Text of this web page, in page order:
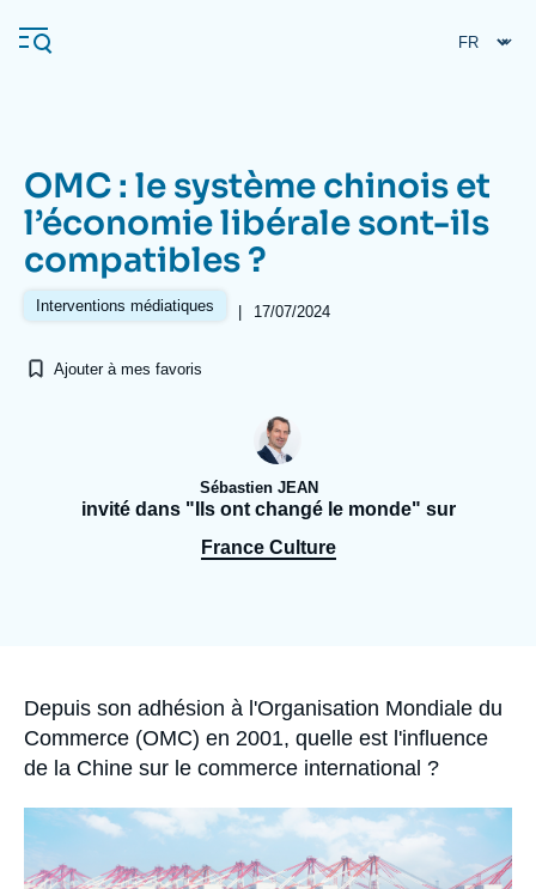
au
contenu
Navigation
principale
L'Ifri
Se connecter
À propos de l'Ifri
Proche-Orient
OMC : le système chinois et
l’économie libérale sont-ils
compatibles ?
Interventions médiatiques | 17/07/2024
Ajouter à mes favoris
Sébastien JEAN
invité dans "Ils ont changé le monde" sur
France Culture
Accroche
Depuis son adhésion à l'Organisation Mondiale du
Commerce (OMC) en 2001, quelle est l'influence
de la Chine sur le commerce international ?
Image
principale